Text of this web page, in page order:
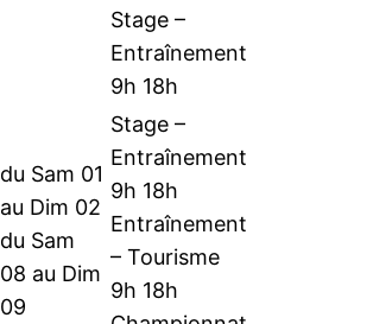
Stage –
Entraînement
9h 18h
du Sam 01
au Dim 02
du Sam
08 au Dim
09
Stage –
Entraînement
9h 18h
Entraînement
– Tourisme
9h 18h